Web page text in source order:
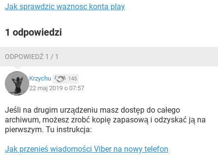
Jak sprawdzic waznosc konta play
1 odpowiedzi
ODPOWIEDŹ 1 / 1
Krzychu 145
22 maj 2019 o 07:57
Jeśli na drugim urządzeniu masz dostęp do całego
archiwum, możesz zrobć kopię zapasową i odzyskać ją na
pierwszym. Tu instrukcja:
Jak przenieś wiadomości Viber na nowy telefon